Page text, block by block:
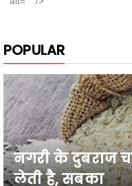
POPULAR
नगरी के दुबराज
लेती है, सबका